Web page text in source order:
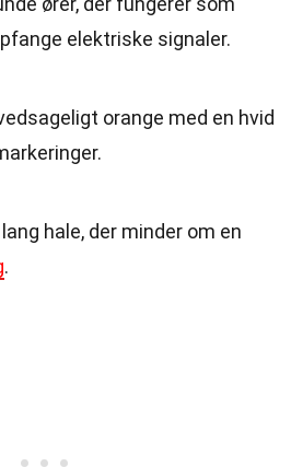
elektriske signaler.
orange med en hvid
hale, der minder om en
.